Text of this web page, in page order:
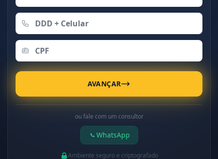
AVANÇAR
ou fale com um consultor
WhatsApp
Ambiente seguro e criptografado